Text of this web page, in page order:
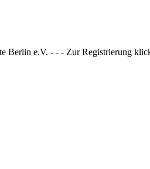
Berlin e.V. - - - Zur Registrierung